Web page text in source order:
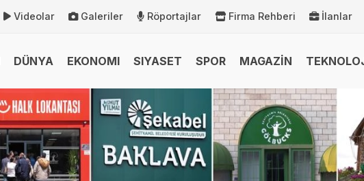
Videolar Galeriler Röportajlar Firma Rehberi İlanlar
DÜNYA EKONOMI SIYASET SPOR MAGAZİN